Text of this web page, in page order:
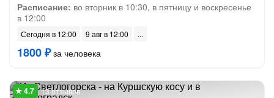
Расписание: во вторник в 10:30, в пятницу и воскресенье
в 12:00
Сегодня в 12:00 9 авг в 12:00
1800 ₽за человека
13 отзывов